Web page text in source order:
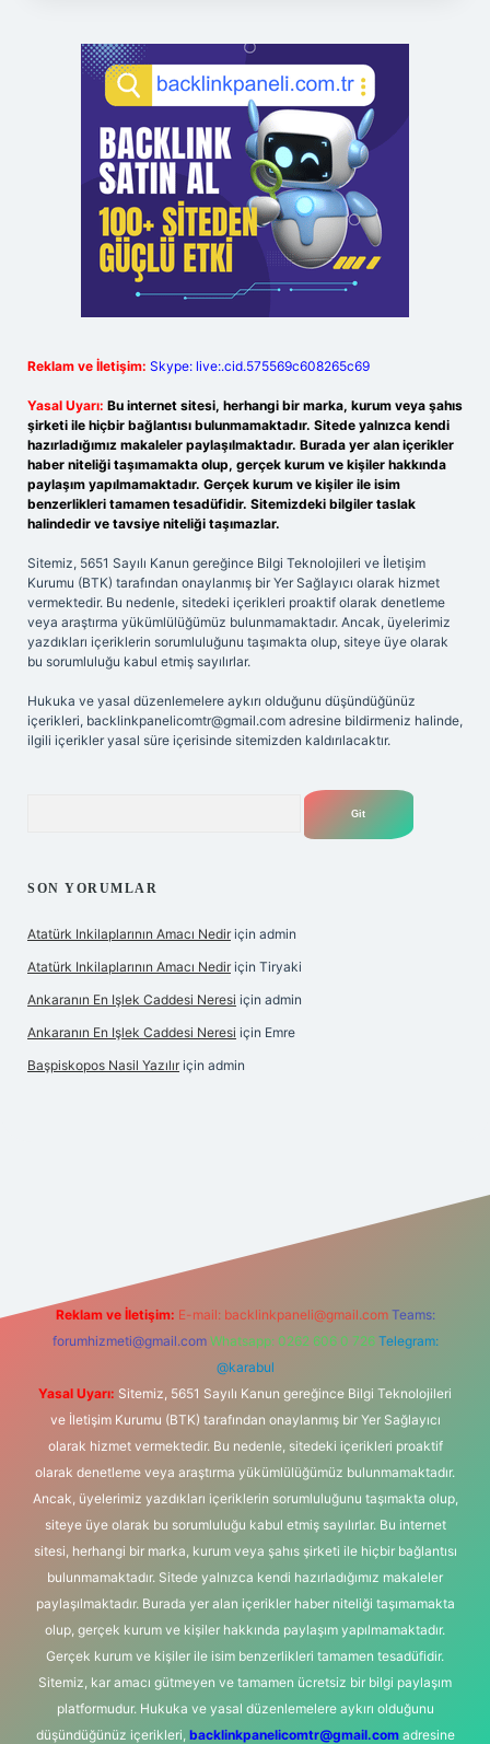
Reklam ve İletişim: Skype: live:.cid.575569c608265c69
Yasal Uyarı: Bu internet sitesi, herhangi bir marka, kurum veya şahıs
şirketi ile hiçbir bağlantısı bulunmamaktadır. Sitede yalnızca kendi
hazırladığımız makaleler paylaşılmaktadır. Burada yer alan içerikler
haber niteliği taşımamakta olup, gerçek kurum ve kişiler hakkında
paylaşım yapılmamaktadır. Gerçek kurum ve kişiler ile isim
benzerlikleri tamamen tesadüfidir. Sitemizdeki bilgiler taslak
halindedir ve tavsiye niteliği taşımazlar.
Sitemiz, 5651 Sayılı Kanun gereğince Bilgi Teknolojileri ve İletişim
Kurumu (BTK) tarafından onaylanmış bir Yer Sağlayıcı olarak hizmet
vermektedir. Bu nedenle, sitedeki içerikleri proaktif olarak denetleme
veya araştırma yükümlülüğümüz bulunmamaktadır. Ancak, üyelerimiz
yazdıkları içeriklerin sorumluluğunu taşımakta olup, siteye üye olarak
bu sorumluluğu kabul etmiş sayılırlar.
Hukuka ve yasal düzenlemelere aykırı olduğunu düşündüğünüz
içerikleri, backlinkpanelicomtr@gmail.com adresine bildirmeniz halinde,
ilgili içerikler yasal süre içerisinde sitemizden kaldırılacaktır.
SON YORUMLAR
Atatürk Inkilaplarının Amacı Nedir için admin
Atatürk Inkilaplarının Amacı Nedir için Tiryaki
Ankaranın En Işlek Caddesi Neresi için admin
Ankaranın En Işlek Caddesi Neresi için Emre
Başpiskopos Nasil Yazılır için admin
Reklam ve İletişim: E-mail: backlinkpaneli@gmail.com Teams:
forumhizmeti@gmail.com Whatsapp: 0262 606 0 726 Telegram:
@karabul
Yasal Uyarı: Sitemiz, 5651 Sayılı Kanun gereğince Bilgi Teknolojileri
ve İletişim Kurumu (BTK) tarafından onaylanmış bir Yer Sağlayıcı
olarak hizmet vermektedir. Bu nedenle, sitedeki içerikleri proaktif
olarak denetleme veya araştırma yükümlülüğümüz bulunmamaktadır.
Ancak, üyelerimiz yazdıkları içeriklerin sorumluluğunu taşımakta olup,
siteye üye olarak bu sorumluluğu kabul etmiş sayılırlar. Bu internet
sitesi, herhangi bir marka, kurum veya şahıs şirketi ile hiçbir bağlantısı
bulunmamaktadır. Sitede yalnızca kendi hazırladığımız makaleler
paylaşılmaktadır. Burada yer alan içerikler haber niteliği taşımamakta
olup, gerçek kurum ve kişiler hakkında paylaşım yapılmamaktadır.
Gerçek kurum ve kişiler ile isim benzerlikleri tamamen tesadüfidir.
Sitemiz, kar amacı gütmeyen ve tamamen ücretsiz bir bilgi paylaşım
platformudur. Hukuka ve yasal düzenlemelere aykırı olduğunu
düşündüğünüz içerikleri, backlinkpanelicomtr@gmail.comadresine